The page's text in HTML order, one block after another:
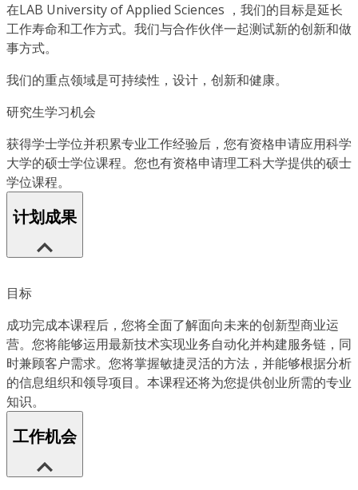
在LAB University of Applied Sciences ，我们的目标是延长
工作寿命和工作方式。我们与合作伙伴一起测试新的创新和做
事方式。
我们的重点领域是可持续性，设计，创新和健康。
研究生学习机会
获得学士学位并积累专业工作经验后，您有资格申请应用科学
大学的硕士学位课程。您也有资格申请理工科大学提供的硕士
学位课程。
计划成果
目标
成功完成本课程后，您将全面了解面向未来的创新型商业运
营。您将能够运用最新技术实现业务自动化并构建服务链，同
时兼顾客户需求。您将掌握敏捷灵活的方法，并能够根据分析
的信息组织和领导项目。本课程还将为您提供创业所需的专业
知识。
工作机会